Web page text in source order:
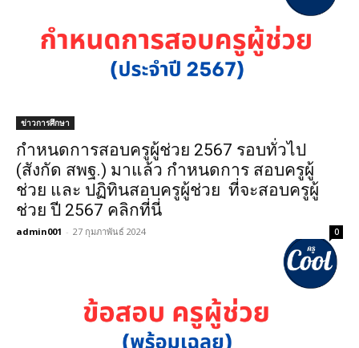
ข่าวการศึกษา
กำหนดการสอบครูผู้ช่วย 2567 รอบทั่วไป
(สังกัด สพฐ.) มาแล้ว กำหนดการ สอบครูผู้
ช่วย และ ปฏิทินสอบครูผู้ช่วย ที่จะสอบครูผู้
ช่วย ปี 2567 คลิกที่นี่
admin001 - 27 กุมภาพันธ์ 2024 0